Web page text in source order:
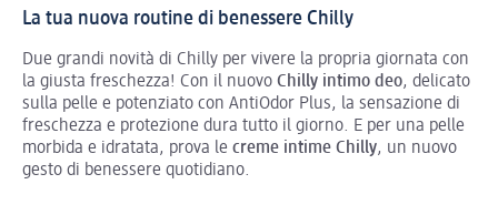
La tua nuova routine di benessere Chilly
Due grandi novità di Chilly per vivere la propria giornata con
la giusta freschezza! Con il nuovo Chilly intimo deo, delicato
sulla pelle e potenziato con AntiOdor Plus, la sensazione di
freschezza e protezione dura tutto il giorno. E per una pelle
morbida e idratata, prova le creme intime Chilly, un nuovo
gesto di benessere quotidiano.